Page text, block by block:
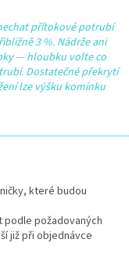
přítokové potrubí
3 %. Nádrže ani
— hloubku volte co
Dostatečné překrytí
lze výšku komínku
které budou
požadovaných
již při objednávce